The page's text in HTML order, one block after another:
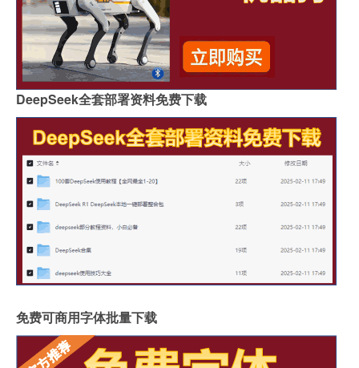
DeepSeek全套部署资料免费下载
免费可商用字体批量下载